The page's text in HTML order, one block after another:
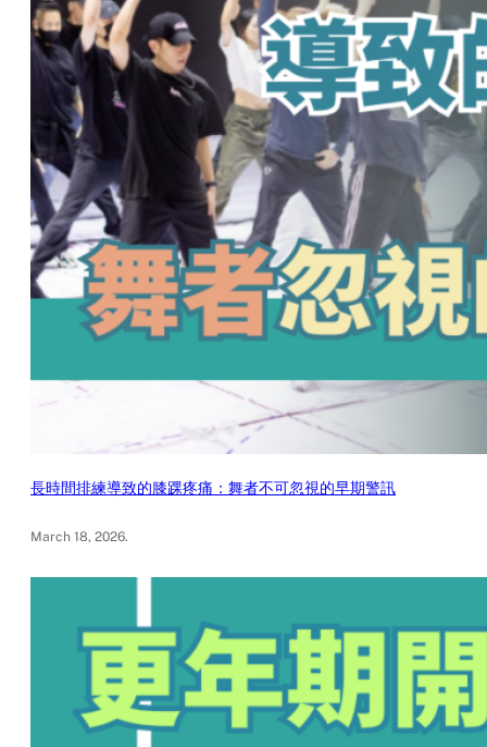
長時間排練導致的膝踝疼痛：舞者不可忽視的早期警訊
March 18, 2026.